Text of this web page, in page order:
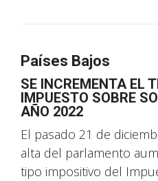
Países Bajos
SE INCREMENTA EL
IMPUESTO SOBRE
AÑO 2022
El pasado 21 de
alta del parlamento
tipo impositivo del